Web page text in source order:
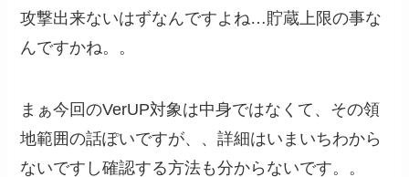
攻撃出来ないはずなんですよね…貯蔵上限の事な
んですかね。。
まぁ今回のVerUP対象は中身ではなくて、その領
地範囲の話ぽいですが、、詳細はいまいちわから
ないですし確認する方法も分からないです。。